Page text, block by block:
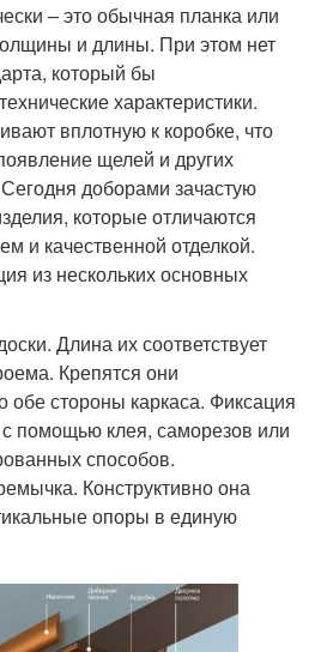
– это обычная планка или
и длины. При этом нет
который бы
характеристики.
вплотную к коробке, что
щелей и других
доборами зачастую
которые отличаются
и качественной отделкой.
из нескольких основных
Длина их соответствует
Крепятся они
обе стороны каркаса. Фиксация
помощью клея, саморезов или
способов.
Конструктивно она
опоры в единую